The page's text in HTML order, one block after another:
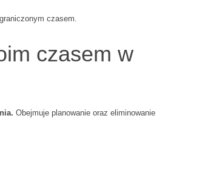
czasem.
czasem w
Obejmuje planowanie oraz eliminowanie